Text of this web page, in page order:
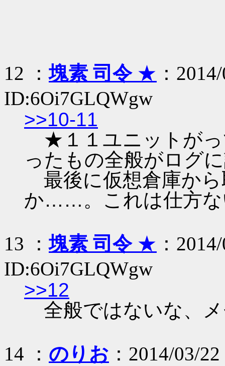
12 ：塊素 司令★ ：
ID:6Oi7GLQWgw
>>10-11
★１１ユニットがっ
ったもの全般がログ
最後に仮想倉庫か
か……。これは仕方な
13 ：塊素 司令★ ：
ID:6Oi7GLQWgw
>>12
全般ではないな、
14 ： のりお ：2014/03/